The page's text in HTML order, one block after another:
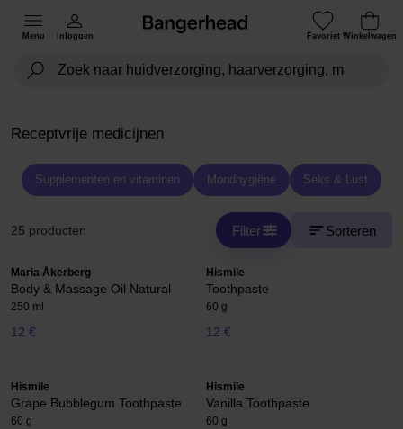
Menu Inloggen Favoriet Winkelwagen
Receptvrije medicijnen
Supplementen en vitaminen Mondhygiëne Seks & Lust
25 producten Filter Sorteren
Maria Åkerberg
Body & Massage Oil Natural
250 ml
12 €
Hismile
Toothpaste
60 g
12 €
Hismile
Grape Bubblegum Toothpaste
60 g
Hismile
Vanilla Toothpaste
60 g